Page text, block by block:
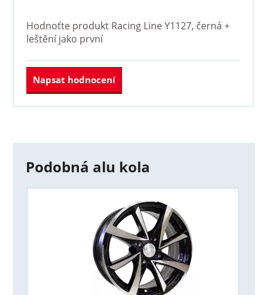
Hodnoťte produkt Racing Line Y1127, černá +
leštěníjako první
Napsat hodnocení
Podobná alu kola